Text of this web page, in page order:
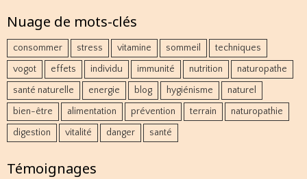
Nuage de mots-clés
consommer stress vitamine sommeil
techniques
vogot
effets individu immunité nutrition
naturopathe
santé naturelle
energie blog hygiénisme
naturel
bien-être
alimentation prévention terrain
naturopathie
digestion
vitalité danger santé
Témoignages